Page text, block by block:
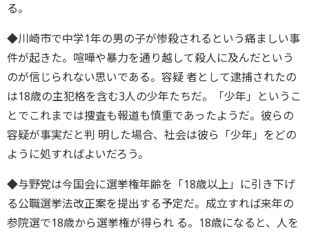
る。
◆川崎市で中学1年の男の子が惨殺されるという痛ましい事
件が起きた。喧嘩や暴力を通り越して殺人に及んだという
のが信じられない思いである。容疑 者として逮捕されたの
は18歳の主犯格を含む3人の少年たちだ。「少年」というこ
とでこれまでは捜査も報道も慎重であったようだ。彼らの
容疑が事実だと判 明した場合、社会は彼ら「少年」をどの
ように処すればよいだろう。
◆与野党は今国会に選挙権年齢を「18歳以上」に引き下げ
る公職選挙法改正案を提出する予定だ。成立すれば来年の
参院選で18歳から選挙権が得られ る。18歳になると、人を